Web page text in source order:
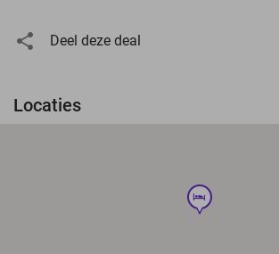
Deel deze deal
Locaties
hotel